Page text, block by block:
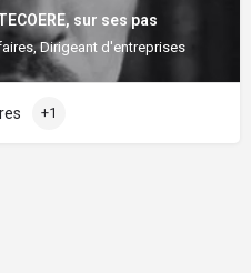
sur ses pas
Dirigeant d'entreprises
+1